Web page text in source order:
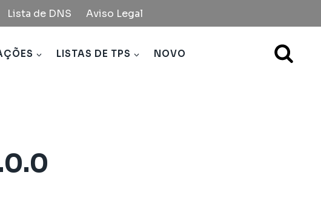
Lista de DNS Aviso Legal
LISTAS DE TPS NOVO